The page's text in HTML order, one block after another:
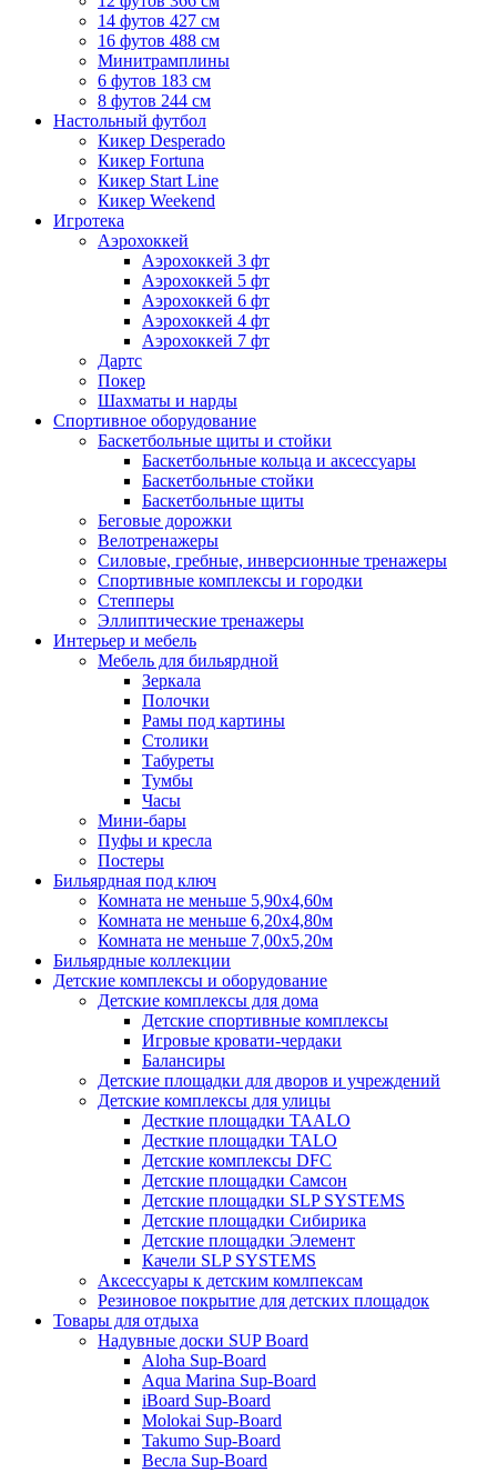
14 футов 427 см
16 футов 488 см
Минитрамплины
6 футов 183 см
8 футов 244 см
Настольный футбол
Кикер Desperado
Кикер Fortuna
Кикер Start Line
Кикер Weekend
Игротека
Аэрохоккей
Аэрохоккей 3 фт
Аэрохоккей 5 фт
Аэрохоккей 6 фт
Аэрохоккей 4 фт
Аэрохоккей 7 фт
Дартс
Покер
Шахматы и нарды
Спортивное оборудование
Баскетбольные щиты и стойки
Баскетбольные кольца и аксессуары
Баскетбольные стойки
Баскетбольные щиты
Беговые дорожки
Велотренажеры
Силовые, гребные, инверсионные тренажеры
Спортивные комплексы и городки
Степперы
Эллиптические тренажеры
Интерьер и мебель
Мебель для бильярдной
Зеркала
Полочки
Рамы под картины
Столики
Табуреты
Тумбы
Часы
Мини-бары
Пуфы и кресла
Постеры
Бильярдная под ключ
Комната не меньше 5,90х4,60м
Комната не меньше 6,20х4,80м
Комната не меньше 7,00х5,20м
Бильярдные коллекции
Детские комплексы и оборудование
Детские комплексы для дома
Детские спортивные комплексы
Игровые кровати-чердаки
Балансиры
Детские площадки для дворов и учреждений
Детские комплексы для улицы
Десткие площадки TAALO
Десткие площадки TALO
Детские комплексы DFC
Детские площадки Самсон
Детские площадки SLP SYSTEMS
Детские площадки Сибирика
Детские площадки Элемент
Качели SLP SYSTEMS
Аксессуары к детским комлпексам
Резиновое покрытие для детских площадок
Товары для отдыха
Надувные доски SUP Board
Aloha Sup-Board
Aqua Marina Sup-Board
iBoard Sup-Board
Molokai Sup-Board
Takumo Sup-Board
Весла Sup-Board